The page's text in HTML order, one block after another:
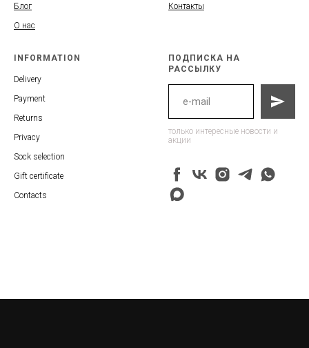
Блог
О нас
Контакты
INFORMATION
Delivery
Payment
Returns
Privacy
Sock selection
Gift certificate
Contacts
ПОДПИСКА НА
РАССЫЛКУ
только интересные новости и
акции